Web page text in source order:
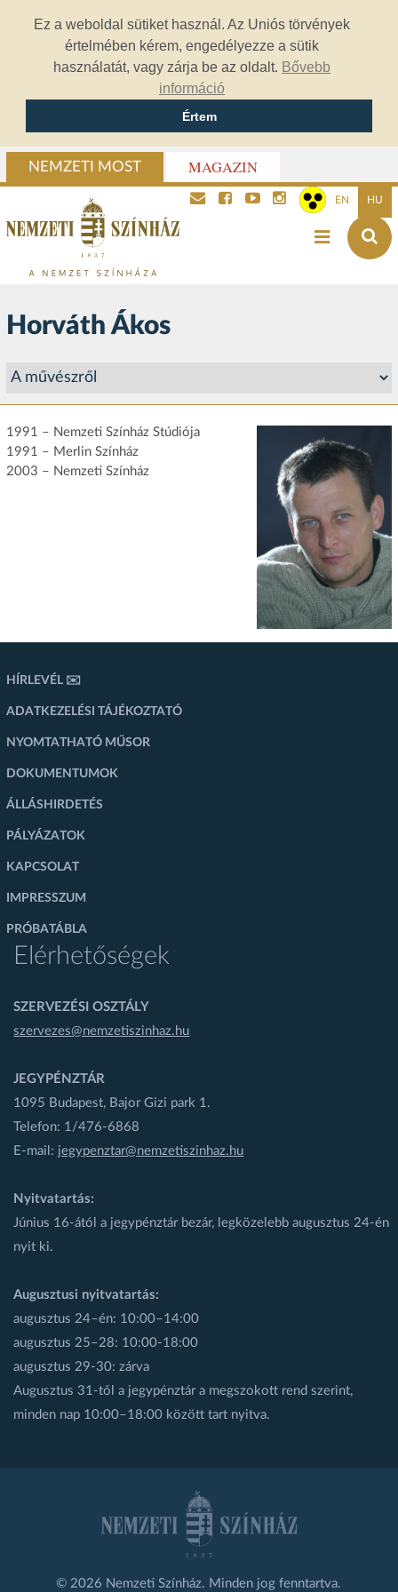
Ez a weboldal sütiket használ. Az Uniós törvények
értelmében kérem, engedélyezze a sütik
használatát, vagy zárja be az oldalt. Bővebb
információ
Értem
NEMZETI MOST MAGAZIN
EN HU
Horváth Ákos
1991 – Nemzeti Színház Stúdiója
1991 – Merlin Színház
2003 – Nemzeti Színház
HÍRLEVÉL ✉️
ADATKEZELÉSI TÁJÉKOZTATÓ
NYOMTATHATÓ MŰSOR
DOKUMENTUMOK
ÁLLÁSHIRDETÉS
PÁLYÁZATOK
KAPCSOLAT
IMPRESSZUM
PRÓBATÁBLA
Elérhetőségek
SZERVEZÉSI OSZTÁLY
szervezes@nemzetiszinhaz.hu
JEGYPÉNZTÁR
1095 Budapest, Bajor Gizi park 1.
Telefon: 1/476-6868
E-mail: jegypenztar@nemzetiszinhaz.hu
Nyitvatartás:
Június 16-ától a jegypénztár bezár, legközelebb augusztus 24-én
nyit ki.
Augusztusi nyitvatartás:
augusztus 24–én: 10:00–14:00
augusztus 25–28: 10:00-18:00
augusztus 29-30: zárva
Augusztus 31-től a jegypénztár a megszokott rend szerint,
minden nap 10:00–18:00 között tart nyitva.
© 2026 Nemzeti Színház. Minden jog fenntartva.